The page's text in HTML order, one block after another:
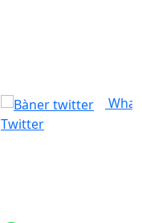
Twitter